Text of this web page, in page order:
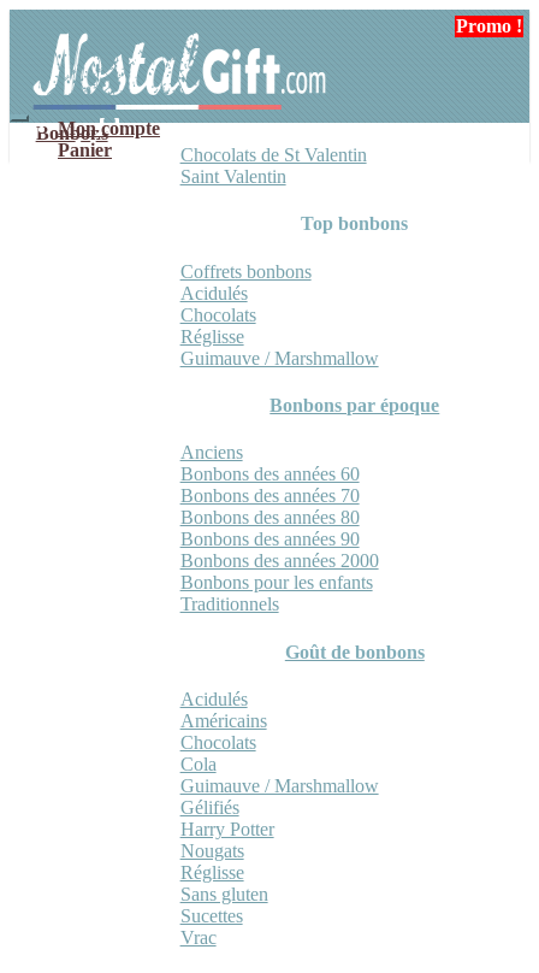
navigation
contenu
Mon compte
Panier
Bonbons
Chocolats de St Valentin
Saint Valentin
Top bonbons
Coffrets bonbons
Acidulés
Chocolats
Réglisse
Guimauve / Marshmallow
Bonbons par époque
Anciens
Bonbons des années 60
Bonbons des années 70
Bonbons des années 80
Bonbons des années 90
Bonbons des années 2000
Bonbons pour les enfants
Traditionnels
Goût de bonbons
Acidulés
Américains
Chocolats
Cola
Guimauve / Marshmallow
Gélifiés
Harry Potter
Nougats
Réglisse
Sans gluten
Sucettes
Vrac
Promo !